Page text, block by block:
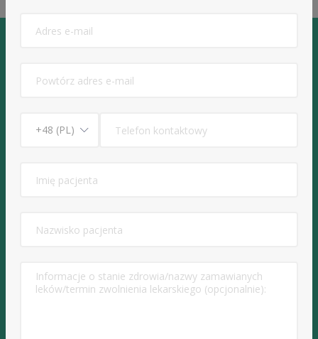
Informacje
Regulamin portalu
Polityka prywatności